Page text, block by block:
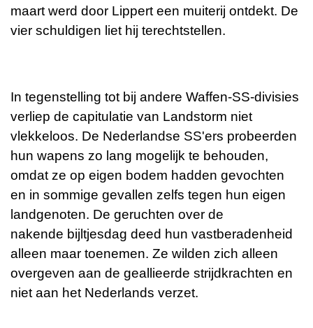
maart werd door Lippert een muiterij ontdekt. De
vier schuldigen liet hij terechtstellen.
In tegenstelling tot bij andere Waffen-SS-divisies
verliep de capitulatie van Landstorm niet
vlekkeloos. De Nederlandse SS'ers probeerden
hun wapens zo lang mogelijk te behouden,
omdat ze op eigen bodem hadden gevochten
en in sommige gevallen zelfs tegen hun eigen
landgenoten. De geruchten over de
nakende bijltjesdag deed hun vastberadenheid
alleen maar toenemen. Ze wilden zich alleen
overgeven aan de geallieerde strijdkrachten en
niet aan het Nederlands verzet.